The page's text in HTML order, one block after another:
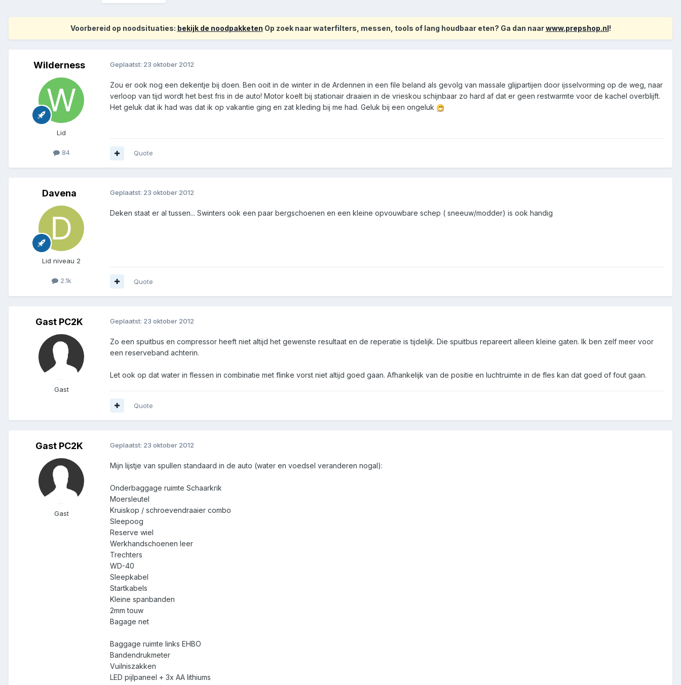
Voorbereid op noodsituaties: bekijk de noodpakketen Op zoek naar waterfilters, messen, tools of lang houdbaar eten? Ga dan naarwww.prepshop.nl!
Wilderness
Lid
84
Geplaatst: 23 oktober 2012
Zou er ook nog een dekentje bij doen. Ben ooit in de winter in de Ardennen in een file beland als gevolg van massale glijpartijen door ijsselvorming op de weg, naar
verloop van tijd wordt het best fris in de auto! Motor koelt bij stationair draaien in de vrieskou schijnbaar zo hard af dat er geen restwarmte voor de kachel overblijft.
Het geluk dat ik had was dat ik op vakantie ging en zat kleding bij me had. Geluk bij een ongeluk
Quote
Davena
Lid niveau 2
2.1k
Geplaatst: 23 oktober 2012
Deken staat er al tussen... Swinters ook een paar bergschoenen en een kleine opvouwbare schep ( sneeuw/modder) is ook handig
Quote
Gast PC2K
Gast
Geplaatst: 23 oktober 2012
Zo een spuitbus en compressor heeft niet altijd het gewenste resultaat en de reperatie is tijdelijk. Die spuitbus repareert alleen kleine gaten. Ik ben zelf meer voor
een reserveband achterin.
Let ook op dat water in flessen in combinatie met flinke vorst niet altijd goed gaan. Afhankelijk van de positie en luchtruimte in de fles kan dat goed of fout gaan.
Quote
Gast PC2K
Gast
Geplaatst: 23 oktober 2012
Mijn lijstje van spullen standaard in de auto (water en voedsel veranderen nogal):
Onderbaggage ruimte Schaarkrik
Moersleutel
Kruiskop / schroevendraaier combo
Sleepoog
Reserve wiel
Werkhandschoenen leer
Trechters
WD-40
Sleepkabel
Startkabels
Kleine spanbanden
2mm touw
Bagage net
Baggage ruimte links EHBO
Bandendrukmeter
Vuilniszakken
LED pijlpaneel + 3x AA lithiums